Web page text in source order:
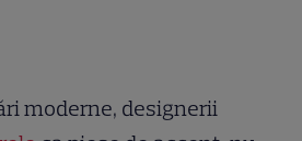
moderne, designerii